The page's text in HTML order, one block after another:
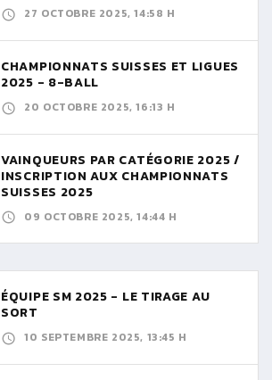
27 OCTOBRE 2025, 14:58 H
CHAMPIONNATS SUISSES ET LIGUES
2025 - 8-BALL
20 OCTOBRE 2025, 16:13 H
VAINQUEURS PAR CATÉGORIE 2025 /
INSCRIPTION AUX CHAMPIONNATS
SUISSES 2025
09 OCTOBRE 2025, 14:44 H
ÉQUIPE SM 2025 - LE TIRAGE AU
SORT
10 SEPTEMBRE 2025, 13:45 H